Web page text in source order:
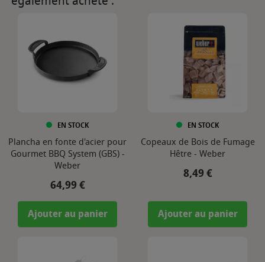
EN STOCK
Plancha en fonte d'acier pour
Gourmet BBQ System (GBS) -
Weber
Prix
64,99 €
Ajouter au panier
EN STOCK
Copeaux de Bois de Fumage
Hêtre - Weber
Prix
8,49 €
Ajouter au panier